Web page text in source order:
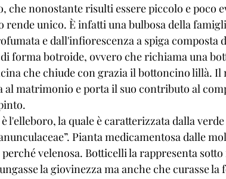
che nonostante risulti essere piccolo e poco
rende unico. È infatti una bulbosa della
e dall'infiorescenza a spiga
forma botroide, ovvero che richiama una
che chiude con grazia il bottoncino lillà. Il
al matrimonio e porta il suo contributo al
l'elleboro, la quale è caratterizzata dalla
Pianta medicamentosa dalle
velenosa. Botticelli la rappresenta
la giovinezza ma anche che curasse